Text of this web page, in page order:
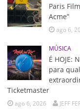
Paris
Acme”
ago 6,
MÚSICA
É HOJE:
para
Ticketmaster
ago 6, 2026 JEFF